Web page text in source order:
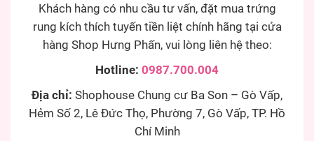
Khách hàng có nhu cầu tư vấn, đặt mua trứng
rung kích thích tuyến tiền liệt chính hãng tại cửa
hàng Shop Hưng Phấn, vui lòng liên hệ theo:
Hotline: 0987.700.004
Địa chỉ: Shophouse Chung cư Ba Son – Gò Vấp,
Hẻm Số 2, Lê Đức Thọ, Phường 7, Gò Vấp, TP. Hồ
Chí Minh